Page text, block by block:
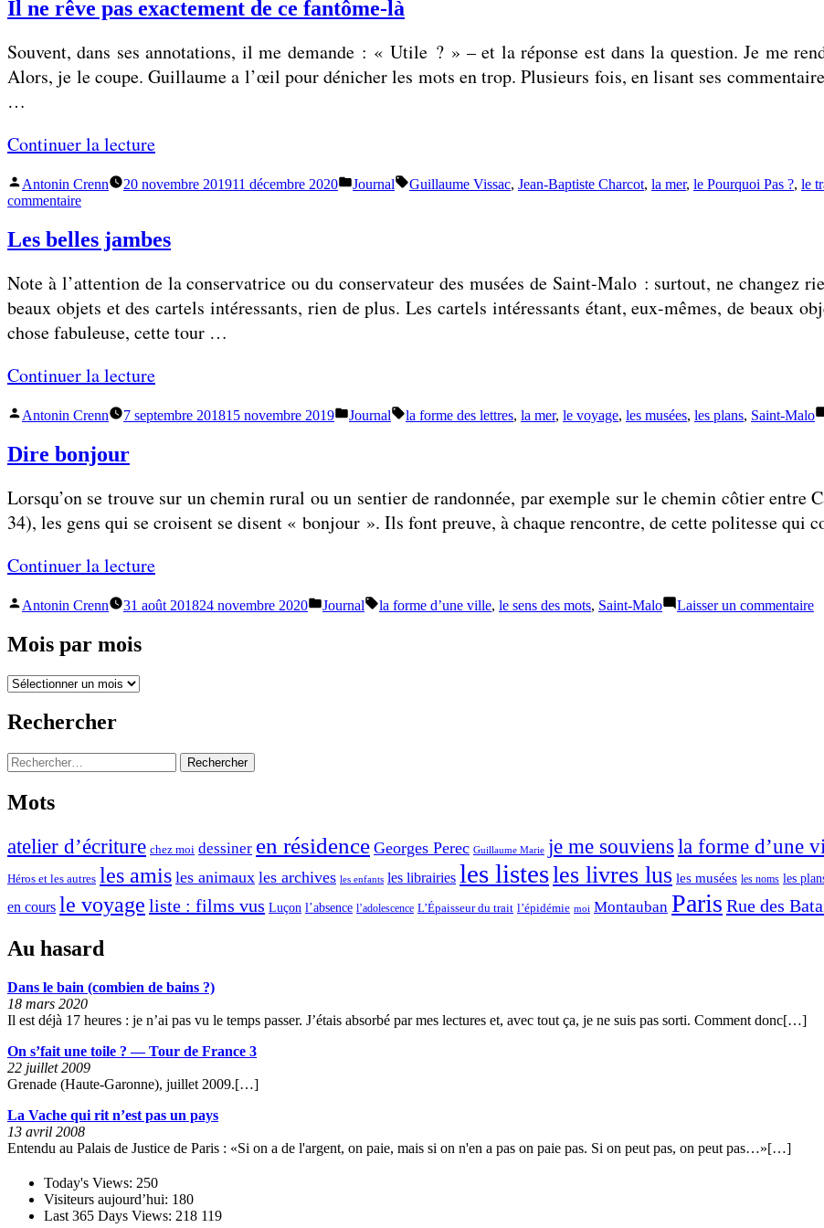
Il ne rêve pas exactement de ce fantôme-là
Souvent, dans ses annotations, il me demande : « Utile ? » – et la réponse est dans la question. Je me
Alors, je le coupe. Guillaume a l’œil pour dénicher les mots en trop. Plusieurs fois, en lisant ses
…
Continuer la lecture«
I
n
r
ê
v
p
a
a
c
m
c
n
t
ô
-
à
»
Publié
par
Antonin Crenn 20 novembre 201911 décembre 2020
Publié
Journal Étiquettes :
Guillaume Vissac, Jean-Baptiste Charcot, la mer, le Pourquoi Pas ?, le
commentairesur
rêve
exactement
ce
fantôme-
Les belles jambes
Note à l’attention de la conservatrice ou du conservateur des musées de Saint-Malo : surtout, ne changez
beaux objets et des cartels intéressants, rien de plus. Les cartels intéressants étant, eux-mêmes, de beaux
chose fabuleuse, cette tour …
Continuer la lecture«
L
b
e
l
e
s
s
Publié
Antonin Crenn 7 septembre 201815 novembre 2019
Publié
Journal Étiquettes :
la forme des lettres, la mer, le voyage, les musées, les plans, Saint-Malo
Dire bonjour
Lorsqu’on se trouve sur un chemin rural ou un sentier de randonnée, par exemple sur le chemin côtier entre
34), les gens qui se croisent se disent « bonjour ». Ils font preuve, à chaque rencontre, de cette politesse qui
Continuer la lecture«
D
n
r
»
Publié
Antonin Crenn 31 août 201824 novembre 2020
Publié
Journal Étiquettes :
la forme d’une ville, le sens des mots, Saint-Malo Laisser un commentairesur
Mois par mois
Mois
mois
Rechercher
Rechercher :
Mots
atelier d’écriture chez moi dessiner en résidence Georges Perec Guillaume Marie je me souviens la forme d’une
Héros et les autres les amis les animaux les archives les enfants les librairies les listesles livres lus les musées les noms les
en cours le voyage liste : films vus Luçon l’absence l’adolescence L’Épaisseur du trait l’épidémie moi Montauban Paris Rue des
Au hasard
Dans le bain (combien de bains ?)
18 mars 2020
Il est déjà 17 heures : je n’ai pas vu le temps passer. J’étais absorbé par mes lectures et, avec tout ça, je ne suis pas sorti. Comment donc[…]
On s’fait une toile ? — Tour de France 3
22 juillet 2009
Grenade (Haute-Garonne), juillet 2009.[…]
La Vache qui rit n’est pas un pays
13 avril 2008
Entendu au Palais de Justice de Paris : «Si on a de l'argent, on paie, mais si on n'en a pas on paie pas. Si on peut pas, on peut pas…»[…]
Today's Views: 250
Visiteurs aujourd’hui: 180
Last 365 Days Views: 218 119